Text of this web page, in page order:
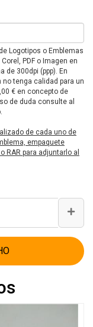
Logotipos o Emblemas
PDF o Imagen en
de 300dpi (ppp). En
tenga calidad para un
€ en concepto de
de duda consulte al
de cada uno de
empaquete
RAR para adjuntarlo al